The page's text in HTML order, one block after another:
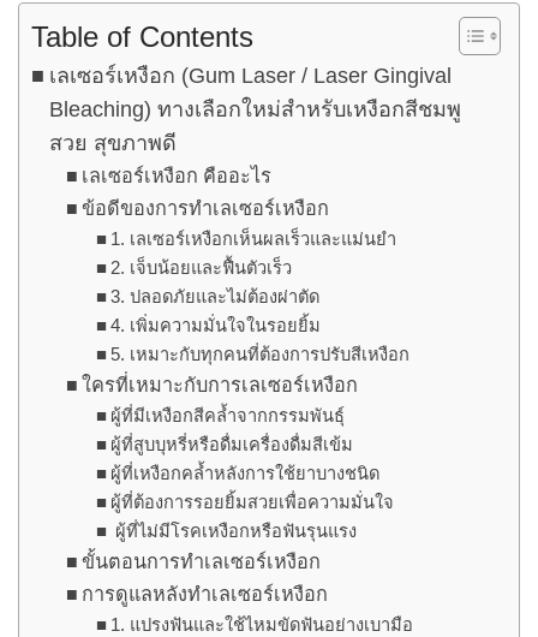
Table of Contents
เลเซอร์เหงือก (Gum Laser / Laser Gingival
Bleaching) ทางเลือกใหม่สำหรับเหงือกสีชมพู
สวย สุขภาพดี
เลเซอร์เหงือก คืออะไร
ข้อดีของการทำเลเซอร์เหงือก
1. เลเซอร์เหงือกเห็นผลเร็วและแม่นยำ
2. เจ็บน้อยและฟื้นตัวเร็ว
3. ปลอดภัยและไม่ต้องผ่าตัด
4. เพิ่มความมั่นใจในรอยยิ้ม
5. เหมาะกับทุกคนที่ต้องการปรับสีเหงือก
ใครที่เหมาะกับการเลเซอร์เหงือก
ผู้ที่มีเหงือกสีคล้ำจากกรรมพันธุ์
ผู้ที่สูบบุหรี่หรือดื่มเครื่องดื่มสีเข้ม
ผู้ที่เหงือกคล้ำหลังการใช้ยาบางชนิด
ผู้ที่ต้องการรอยยิ้มสวยเพื่อความมั่นใจ
ผู้ที่ไม่มีโรคเหงือกหรือฟันรุนแรง
ขั้นตอนการทำเลเซอร์เหงือก
การดูแลหลังทำเลเซอร์เหงือก
1. แปรงฟันและใช้ไหมขัดฟันอย่างเบามือ